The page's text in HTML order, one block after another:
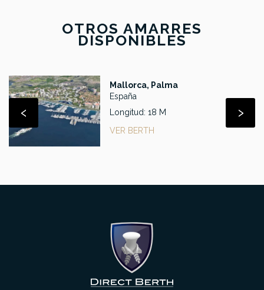
OTROS AMARRES
DISPONIBLES
Mallorca, Palma
España
Longitud: 18 M
VER BERTH
‹ ›